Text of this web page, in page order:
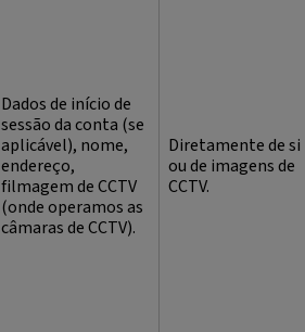
Dados de início de
sessão da conta (se
aplicável), nome,
endereço,
filmagem de CCTV
(onde operamos as
câmaras de CCTV).
Diretamente de si
ou de imagens de
CCTV.